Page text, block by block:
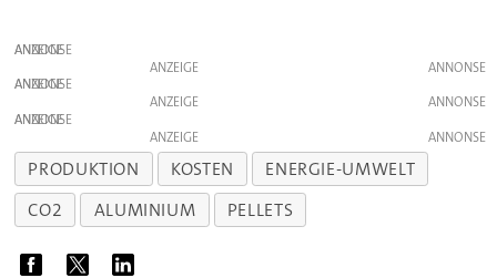
ANZEIGE
ANZEIGE
ANZEIGE
ANZEIGE
ANZEIGE
ANZEIGE
PRODUKTION KOSTEN
ENERGIE-UMWELT
CO2
ALUMINIUM PELLETS